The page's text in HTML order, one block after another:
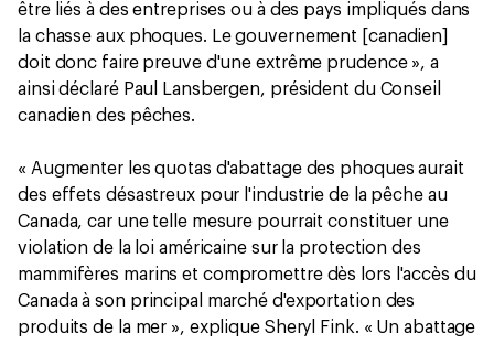
être liés à des entreprises ou à des pays impliqués dans
la chasse aux phoques. Le gouvernement [canadien]
doit donc faire preuve d'une extrême prudence », a
ainsi déclaré Paul Lansbergen, président du Conseil
canadien des pêches.
« Augmenter les quotas d'abattage des phoques aurait
des effets désastreux pour l'industrie de la pêche au
Canada, car une telle mesure pourrait constituer une
violation de la loi américaine sur la protection des
mammifères marins et compromettre dès lors l'accès du
Canada à son principal marché d'exportation des
produits de la mer », explique Sheryl Fink. « Un abattage